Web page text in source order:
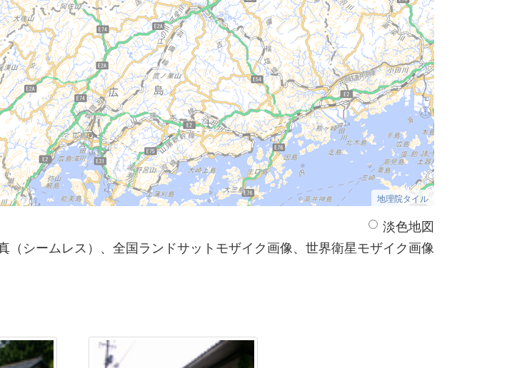
地理院タイル
淡色地図
（シームレス）、全国ランドサットモザイク画像、世界衛星モザイク画像